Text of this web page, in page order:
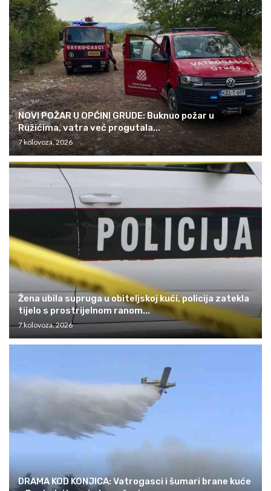
NOVI POŽAR U OPĆINI GRUDE: Buknuo požar u
Ružićima, vatra već progutala...
7 kolovoza, 2026
Žena ubila supruga u obiteljskoj kući, policija zatekla
tijelo s prostrijelnom ranom...
7 kolovoza, 2026
DRAMA KOD KONJICA: Vatrogasci i šumari brane kuće